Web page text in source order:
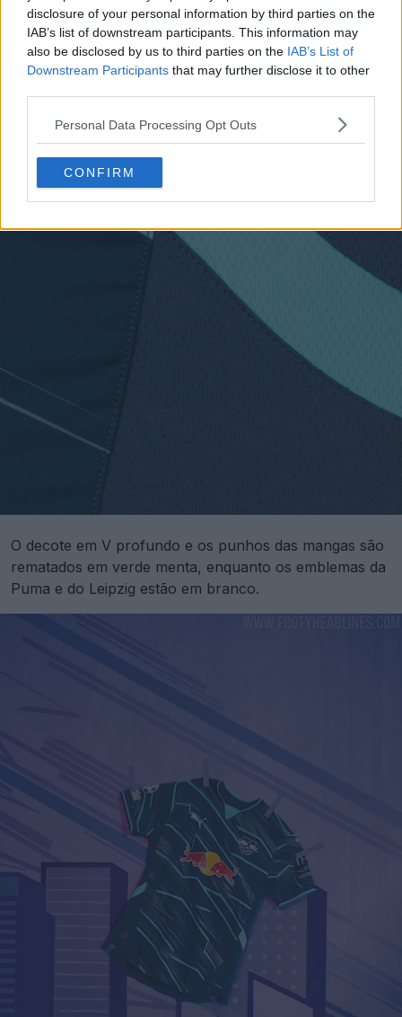
disclosure of your personal information by third parties on the
IAB’s list of downstream participants. This information may
also be disclosed by us to third parties on the IAB’s List of
Downstream Participants that may further disclose it to other
Personal Data Processing Opt Outs
CONFIRM
O decote em V profundo e os punhos das mangas são
rematados em verde menta, enquanto os emblemas da
Puma e do Leipzig estão em branco.